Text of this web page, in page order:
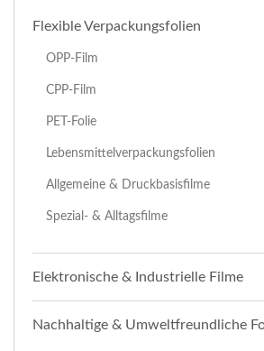
Flexible Verpackungsfolien
OPP-Film
CPP-Film
PET-Folie
Lebensmittelverpackungsfolien
Allgemeine & Druckbasisfilme
Spezial- & Alltagsfilme
Elektronische & Industrielle Filme
Nachhaltige & Umweltfreundliche